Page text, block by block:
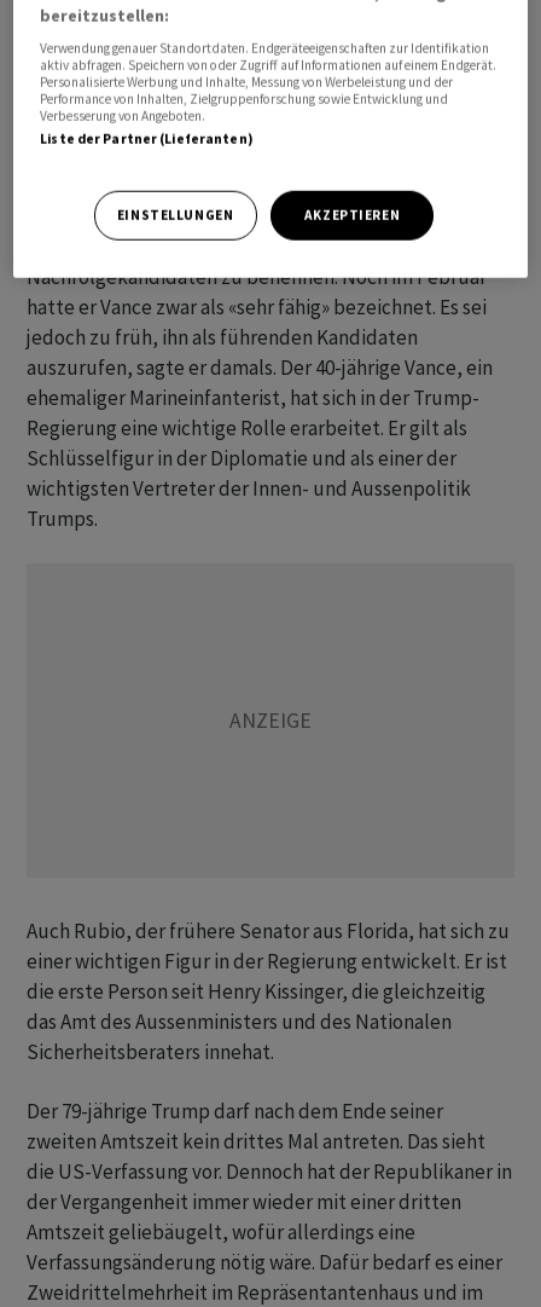
Vance und Aussenminister Marco Rubio bei der Wahl
2028 als Team für die Republikaner antreten könnten.
Obwohl bis zur nächsten Präsidentschaftswahl noch
mehr als drei Jahre Zeit sind, hat eine solche Andeutung
Einfluss auf die Basis der Republikanischen Partei.
Bislang hatte Trump es vermieden, einen potenziellen
Nachfolgekandidaten zu benennen. Noch im Februar
hatte er Vance zwar als «sehr fähig» bezeichnet. Es sei
jedoch zu früh, ihn als führenden Kandidaten
auszurufen, sagte er damals. Der 40-jährige Vance, ein
ehemaliger Marineinfanterist, hat sich in der Trump-
Regierung eine wichtige Rolle erarbeitet. Er gilt als
Schlüsselfigur in der Diplomatie und als einer der
wichtigsten Vertreter der Innen- und Aussenpolitik
Trumps.
Auch Rubio, der frühere Senator aus Florida, hat sich zu
einer wichtigen Figur in der Regierung entwickelt. Er ist
die erste Person seit Henry Kissinger, die gleichzeitig
das Amt des Aussenministers und des Nationalen
Sicherheitsberaters innehat.
Der 79-jährige Trump darf nach dem Ende seiner
zweiten Amtszeit kein drittes Mal antreten. Das sieht
die US-Verfassung vor. Dennoch hat der Republikaner in
der Vergangenheit immer wieder mit einer dritten
Amtszeit geliebäugelt, wofür allerdings eine
Verfassungsänderung nötig wäre. Dafür bedarf es einer
Zweidrittelmehrheit im Repräsentantenhaus und im
bereitzustellen:
Verwendung genauer Standortdaten. Endgeräteeigenschaften zur Identifikation
aktiv abfragen. Speichern von oder Zugriff auf Informationen auf einem Endgerät.
Personalisierte Werbung und Inhalte, Messung von Werbeleistung und der
Performance von Inhalten, Zielgruppenforschung sowie Entwicklung und
Verbesserung von Angeboten.
Liste der Partner (Lieferanten)
EINSTELLUNGEN AKZEPTIEREN